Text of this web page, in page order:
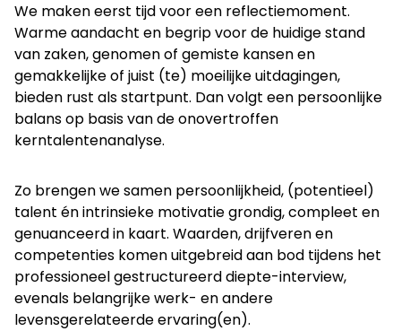
We maken eerst tijd voor een reflectiemoment.
Warme aandacht en begrip voor de huidige stand
van zaken, genomen of gemiste kansen en
gemakkelijke of juist (te) moeilijke uitdagingen,
bieden rust als startpunt. Dan volgt een persoonlijke
balans op basis van de onovertroffen
kerntalentenanalyse.
Zo brengen we samen persoonlijkheid, (potentieel)
talent én intrinsieke motivatie grondig, compleet en
genuanceerd in kaart. Waarden, drijfveren en
competenties komen uitgebreid aan bod tijdens het
professioneel gestructureerd diepte-interview,
evenals belangrijke werk- en andere
levensgerelateerde ervaring(en).